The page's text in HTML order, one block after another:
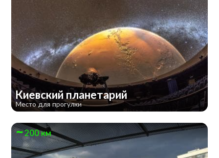
Киевский планетарий
Место для прогулки
200 км